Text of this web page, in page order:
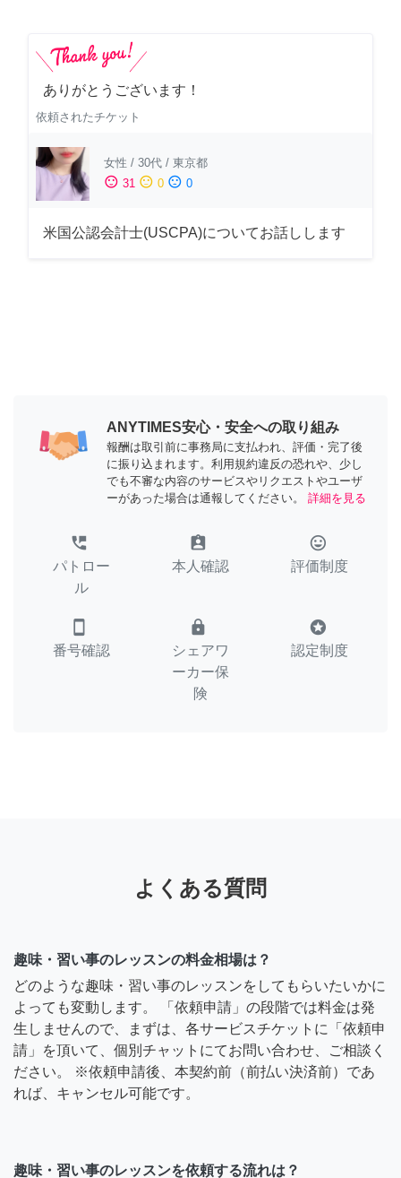
ありがとうございます！
依頼されたチケット
女性 / 30代 / 東京都
sentiment_satisfied 31 sentiment_neutral 0 sentiment_dissatisfied 0
米国公認会計士(USCPA)についてお話しします
ANYTIMES安心・安全への取り組み
報酬は取引前に事務局に支払われ、評価・完了後
に振り込まれます。利用規約違反の恐れや、少し
でも不審な内容のサービスやリクエストやユーザ
ーがあった場合は通報してください。
詳細を見る
perm_phone_msg
パトロー
ル
assignment_ind
本人確認
tag_faces
評価制度
smartphone
番号確認
lock
シェアワ
ーカー保
険
stars
認定制度
よくある質問
趣味・習い事のレッスンの料金相場は？
どのような趣味・習い事のレッスンをしてもらいたいかに
よっても変動します。 「依頼申請」の段階では料金は発
生しませんので、まずは、各サービスチケットに「依頼申
請」を頂いて、個別チャットにてお問い合わせ、ご相談く
ださい。 ※依頼申請後、本契約前（前払い決済前）であ
れば、キャンセル可能です。
趣味・習い事のレッスンを依頼する流れは？